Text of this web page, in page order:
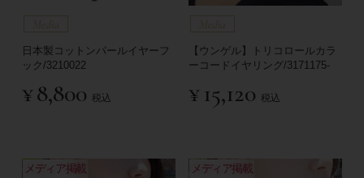
日本製コットンパールイヤーフ
ック/3210022
¥8,800 税込
【ウンゲル】トリコロールカラ
ーコードイヤリング/3171175-
¥ 15,120 税込
メディア掲載 メディア掲載